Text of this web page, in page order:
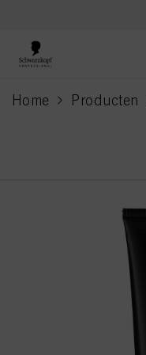
Home Producten